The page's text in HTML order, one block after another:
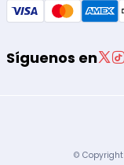
Síguenos en
© Copyright